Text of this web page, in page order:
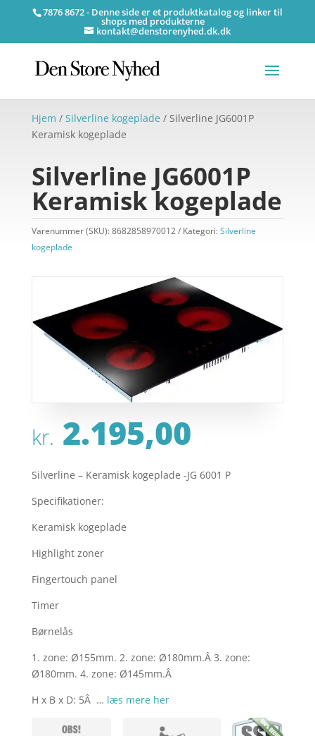
7876 8672 - Denne side er et produktkatalog og linker til
shops med produkterne
kontakt@denstorenyhed.dk.dk
Hjem / Silverline kogeplade / Silverline JG6001P
Keramisk kogeplade
Silverline JG6001P
Keramisk kogeplade
Varenummer (SKU):8682858970012 Kategori:Silverline
kogeplade
kr. 2.195,00
Silverline – Keramisk kogeplade -JG 6001 P
Specifikationer:
Keramisk kogeplade
Highlight zoner
Fingertouch panel
Timer
Børnelås
1. zone: Ø155mm. 2. zone: Ø180mm.Â 3. zone:
Ø180mm. 4. zone: Ø145mm.Â
H x B x D: 5Â … læs mere her